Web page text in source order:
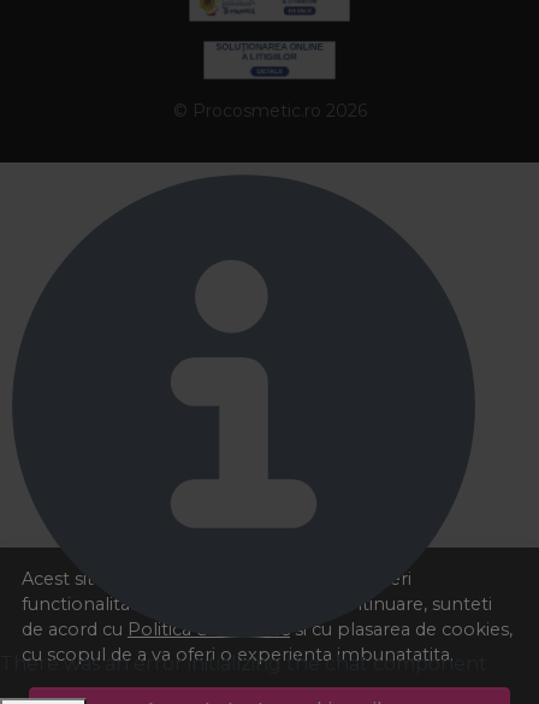
Acest site foloseste cookies pentru a va oferi
functionalitatea dorita. Navigand in continuare, sunteti
de acord cu Politica de cookies si cu plasarea de cookies,
cu scopul de a va oferi o experienta imbunatatita.
© Procosmetic.ro 2026
There was an error initializing the chat component